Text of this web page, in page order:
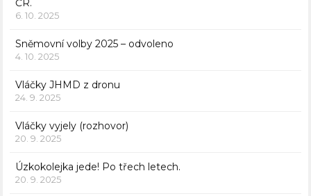
6. 10. 2025
Sněmovní volby 2025 – odvoleno
4. 10. 2025
Vláčky JHMD z dronu
24. 9. 2025
Vláčky vyjely (rozhovor)
20. 9. 2025
Úzkokolejka jede! Po třech letech.
20. 9. 2025